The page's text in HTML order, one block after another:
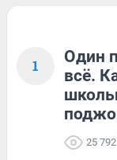
1
Один
всё.
25 792